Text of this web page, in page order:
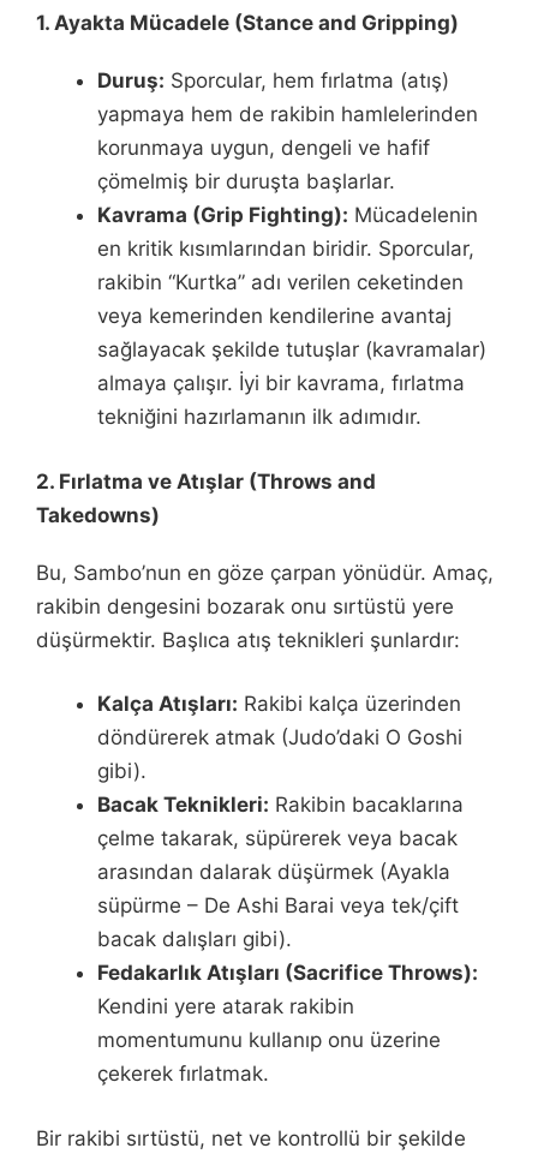
1. Ayakta Mücadele (Stance and Gripping)
Duruş: Sporcular, hem fırlatma (atış)
yapmaya hem de rakibin hamlelerinden
korunmaya uygun, dengeli ve hafif
çömelmiş bir duruşta başlarlar.
Kavrama (Grip Fighting): Mücadelenin
en kritik kısımlarından biridir. Sporcular,
rakibin “Kurtka” adı verilen ceketinden
veya kemerinden kendilerine avantaj
sağlayacak şekilde tutuşlar (kavramalar)
almaya çalışır. İyi bir kavrama, fırlatma
tekniğini hazırlamanın ilk adımıdır.
2. Fırlatma ve Atışlar (Throws and
Takedowns)
Bu, Sambo’nun en göze çarpan yönüdür. Amaç,
rakibin dengesini bozarak onu sırtüstü yere
düşürmektir. Başlıca atış teknikleri şunlardır:
Kalça Atışları: Rakibi kalça üzerinden
döndürerek atmak (Judo’daki O Goshi
gibi).
Bacak Teknikleri: Rakibin bacaklarına
çelme takarak, süpürerek veya bacak
arasından dalarak düşürmek (Ayakla
süpürme – De Ashi Barai veya tek/çift
bacak dalışları gibi).
Fedakarlık Atışları (Sacrifice Throws):
Kendini yere atarak rakibin
momentumunu kullanıp onu üzerine
çekerek fırlatmak.
Bir rakibi sırtüstü, net ve kontrollü bir şekilde